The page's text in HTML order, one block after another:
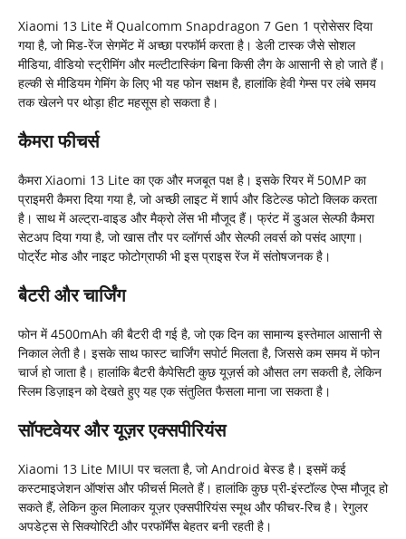
Xiaomi 13 Lite में Qualcomm Snapdragon 7 Gen 1 प्रोसेसर दिया
गया है, जो मिड-रेंज सेगमेंट में अच्छा परफॉर्म करता है। डेली टास्क जैसे सोशल
मीडिया, वीडियो स्ट्रीमिंग और मल्टीटास्किंग बिना किसी लैग के आसानी से हो जाते हैं।
हल्की से मीडियम गेमिंग के लिए भी यह फोन सक्षम है, हालांकि हेवी गेम्स पर लंबे समय
तक खेलने पर थोड़ा हीट महसूस हो सकता है।
कैमरा फीचर्स
कैमरा Xiaomi 13 Lite का एक और मजबूत पक्ष है। इसके रियर में 50MP का
प्राइमरी कैमरा दिया गया है, जो अच्छी लाइट में शार्प और डिटेल्ड फोटो क्लिक करता
है। साथ में अल्ट्रा-वाइड और मैक्रो लेंस भी मौजूद हैं। फ्रंट में डुअल सेल्फी कैमरा
सेटअप दिया गया है, जो खास तौर पर व्लॉगर्स और सेल्फी लवर्स को पसंद आएगा।
पोर्ट्रेट मोड और नाइट फोटोग्राफी भी इस प्राइस रेंज में संतोषजनक है।
बैटरी और चार्जिंग
फोन में 4500mAh की बैटरी दी गई है, जो एक दिन का सामान्य इस्तेमाल आसानी से
निकाल लेती है। इसके साथ फास्ट चार्जिंग सपोर्ट मिलता है, जिससे कम समय में फोन
चार्ज हो जाता है। हालांकि बैटरी कैपेसिटी कुछ यूज़र्स को औसत लग सकती है, लेकिन
स्लिम डिज़ाइन को देखते हुए यह एक संतुलित फैसला माना जा सकता है।
सॉफ्टवेयर और यूज़र एक्सपीरियंस
Xiaomi 13 Lite MIUI पर चलता है, जो Android बेस्ड है। इसमें कई
कस्टमाइजेशन ऑप्शंस और फीचर्स मिलते हैं। हालांकि कुछ प्री-इंस्टॉल्ड ऐप्स मौजूद हो
सकते हैं, लेकिन कुल मिलाकर यूज़र एक्सपीरियंस स्मूथ और फीचर-रिच है। रेगुलर
अपडेट्स से सिक्योरिटी और परफॉर्मेंस बेहतर बनी रहती है।